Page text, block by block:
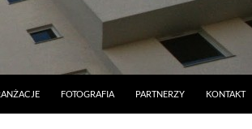
FOTOGRAFIA PARTNERZY KONTAKT